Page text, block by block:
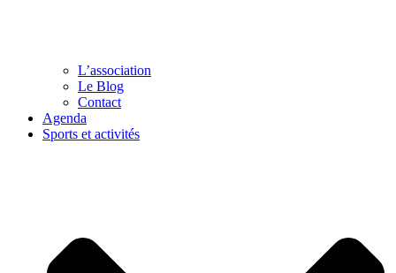
L’association
Le Blog
Contact
Agenda
Sports et activités